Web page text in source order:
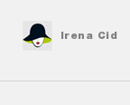
Irena Cid